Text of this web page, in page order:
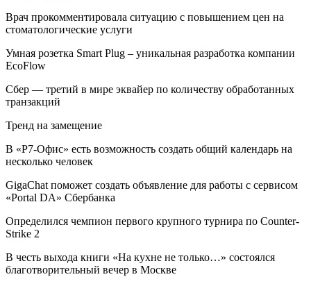
Врач прокомментировала ситуацию с повышением цен на
стоматологические услуги
Умная розетка Smart Plug – уникальная разработка компании
EcoFlow
Сбер — третий в мире эквайер по количеству обработанных
транзакций
Тренд на замещение
В «Р7-Офис» есть возможность создать общий календарь на
несколько человек
GigaChat поможет создать объявление для работы с сервисом
«Portal DA» Сбербанка
Определился чемпион первого крупного турнира по Counter-
Strike 2
В честь выхода книги «На кухне не только…» состоялся
благотворительный вечер в Москве